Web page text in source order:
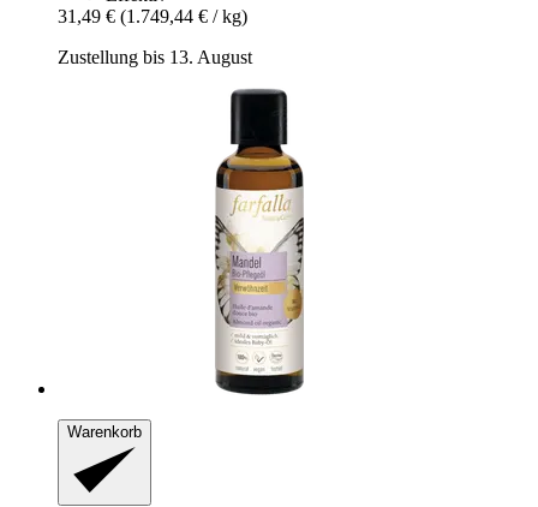
31,49 € (1.749,44 € / kg)
Zustellung bis 13. August
Warenkorb